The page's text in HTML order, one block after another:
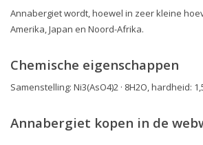
Annabergiet wordt, hoewel in zeer kleine
Amerika, Japan en Noord-Afrika.
Chemische eigenschappen
Samenstelling: Ni3(AsO4)2 · 8H2O, hardheid:
Annabergiet kopen in de